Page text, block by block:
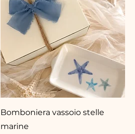
Bomboniera vassoio stelle
marine